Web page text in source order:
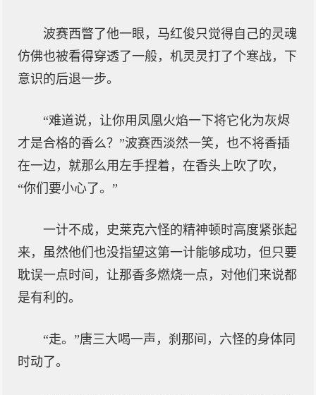
波赛西瞥了他一眼，马红俊只觉得自己的灵魂
仿佛也被看得穿透了一般，机灵灵打了个寒战，下
意识的后退一步。
“难道说，让你用凤凰火焰一下将它化为灰烬
才是合格的香么？”波赛西淡然一笑，也不将香插
在一边，就那么用左手捏着，在香头上吹了吹，
“你们要小心了。”
一计不成，史莱克六怪的精神顿时高度紧张起
来，虽然他们也没指望这第一计能够成功，但只要
耽误一点时间，让那香多燃烧一点，对他们来说都
是有利的。
“走。”唐三大喝一声，刹那间，六怪的身体同
时动了。